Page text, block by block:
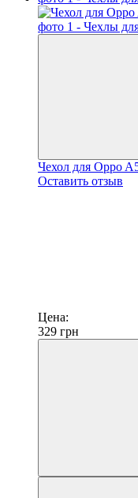
Чехол для Oppo
Оставить отзыв
Цена:
329 грн